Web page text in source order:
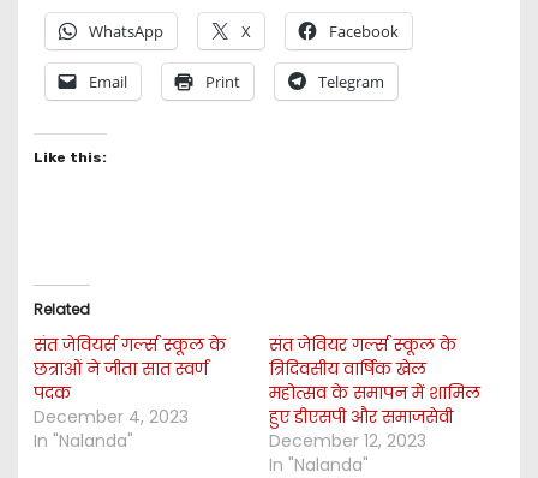
WhatsApp X Facebook
Email Print Telegram
Like this:
Related
संत जेवियर्स गर्ल्स स्कूल के
छत्राओं ने जीता सात स्वर्ण
पदक
December 4, 2023
In "Nalanda"
संत जेवियर गर्ल्स स्कूल के
त्रिदिवसीय वार्षिक खेल
महोत्सव के समापन में शामिल
हुए डीएसपी और समाजसेवी
December 12, 2023
In "Nalanda"